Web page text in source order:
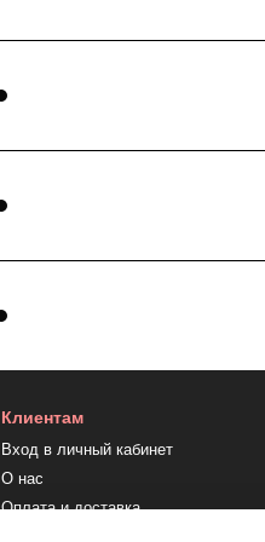
Клиентам
Вход в личный кабинет
О нас
Оплата и доставка